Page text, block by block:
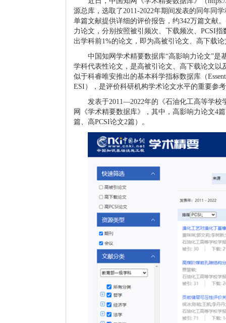
源总库，选取了2011-2022年期间发表的同年同
单篇文献提供详细的评价报告，约342万篇文献
力论文，分别按照被引频次、下载频次、 PCSI指
出学科前1%的论文，即为高被引论文、高下载
中国知网学术精要数据库“高影响力论文”是
学科代表性论文，是高被引论文、高下载论文以
似于科睿唯安推出的基本科学指标数据库（
ESI ），是评价科研机构学术论文水平的重要参
发表于2011—2022年的《石油化工高等学校
网《学术精要数据库》，其中，高影响力论文4
篇、高PCSI论文2篇）。